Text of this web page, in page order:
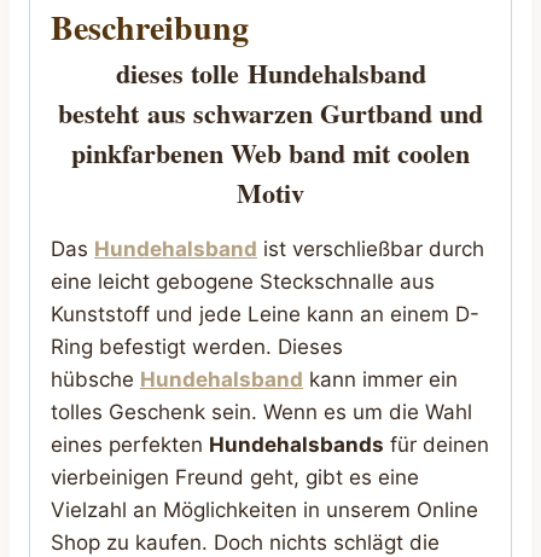
Beschreibung
dieses tolle Hundehalsband
besteht aus schwarzen Gurtband und
pinkfarbenen Web band mit coolen
Motiv
Das Hundehalsband ist verschließbar durch
eine leicht gebogene Steckschnalle aus
Kunststoff und jede Leine kann an einem D-
Ring befestigt werden. Dieses
hübsche Hundehalsband kann immer ein
tolles Geschenk sein. Wenn es um die Wahl
eines perfekten Hundehalsbands für deinen
vierbeinigen Freund geht, gibt es eine
Vielzahl an Möglichkeiten in unserem Online
Shop zu kaufen. Doch nichts schlägt die